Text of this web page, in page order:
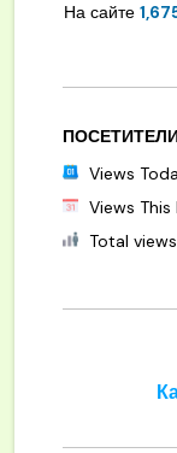
На сайте
Views
Views
Total